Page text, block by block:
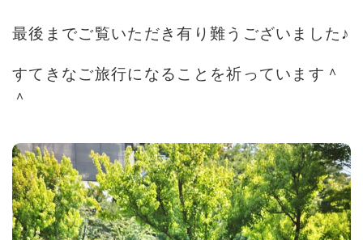
最後までご覧いただき有り難うございました♪
すてきなご旅行になることを祈っています＾
＾